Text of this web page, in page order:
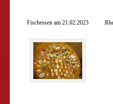
Fischessen am 21.02.2023